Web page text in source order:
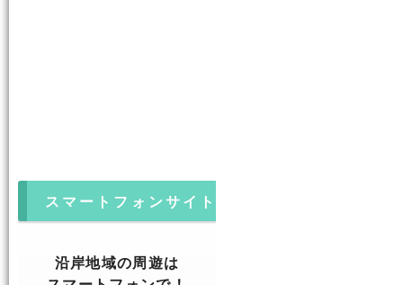
スマートフォンサイト
沿岸地域の周遊は